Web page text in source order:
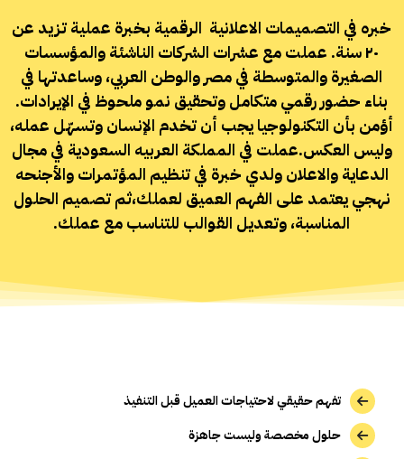
خبره في التصميمات الاعلانية الرقمية بخبرة عملية تزيد عن
٢٠ سنة. عملت مع عشرات الشركات الناشئة والمؤسسات
الصغيرة والمتوسطة في مصر والوطن العربي، وساعدتها في
بناء حضور رقمي متكامل وتحقيق نمو ملحوظ في الإيرادات.
أؤمن بأن التكنولوجيا يجب أن تخدم الإنسان وتسهّل عمله،
وليس العكس.عملت في المملكة العربيه السعودية في مجال
الدعاية والاعلان ولدي خبرة في تنظيم المؤتمرات والأجنحه
نهجي يعتمد على الفهم العميق لعملك،ثم تصميم الحلول
المناسبة، وتعديل القوالب للتناسب مع عملك.
تفهم حقيقي لاحتياجات العميل قبل التنفيذ
حلول مخصصة وليست جاهزة